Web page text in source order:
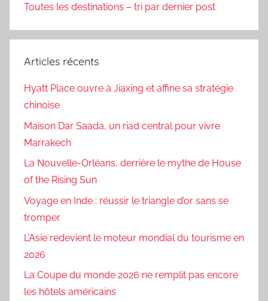
Toutes les destinations – tri par dernier post
Articles récents
Hyatt Place ouvre à Jiaxing et affine sa stratégie
chinoise
Maison Dar Saada, un riad central pour vivre
Marrakech
La Nouvelle-Orléans, derrière le mythe de House
of the Rising Sun
Voyage en Inde : réussir le triangle d’or sans se
tromper
L’Asie redevient le moteur mondial du tourisme en
2026
La Coupe du monde 2026 ne remplit pas encore
les hôtels américains